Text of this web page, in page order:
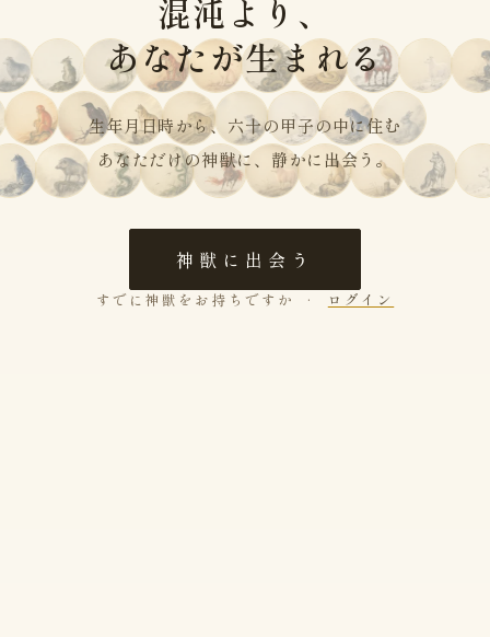
混沌より、
あなたが生まれる
生年月日時から、六十の甲子の中に住む
あなただけの神獣に、静かに出会う。
神獣に出会う
すでに神獣をお持ちですか · ログイン